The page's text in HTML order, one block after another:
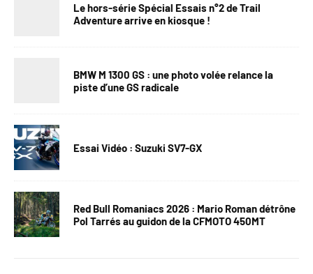
Le hors-série Spécial Essais n°2 de Trail
Adventure arrive en kiosque !
BMW M 1300 GS : une photo volée relance la
piste d’une GS radicale
Essai Vidéo : Suzuki SV7-GX
Red Bull Romaniacs 2026 : Mario Roman détrône
Pol Tarrés au guidon de la CFMOTO 450MT